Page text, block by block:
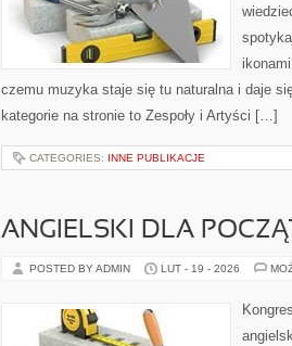
czemu muzyka staje się tu naturalna i daje
kategorie na stronie to Zespoły i Artyści […]
CATEGORIES: INNE PUBLIKACJE
ANGIELSKI DLA
POSTED BY ADMIN LUT - 19 - 2026